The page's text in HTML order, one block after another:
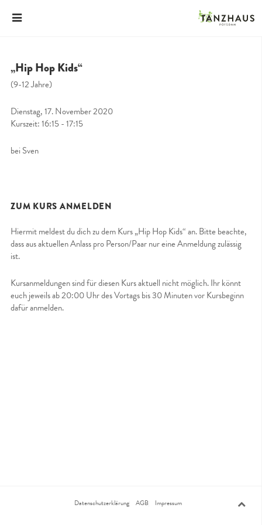
„Hip Hop Kids“
(9-12 Jahre)
Dienstag, 17. November 2020
Kurszeit: 16:15 - 17:15
bei Sven
ZUM KURS ANMELDEN
Hiermit meldest du dich zu dem Kurs „Hip Hop Kids“ an. Bitte beachte,
dass aus aktuellen Anlass pro Person/Paar nur eine Anmeldung zulässig
ist.
Kursanmeldungen sind für diesen Kurs aktuell nicht möglich. Ihr könnt
euch jeweils ab 20:00 Uhr des Vortags bis 30 Minuten vor Kursbeginn
dafür anmelden.
Datenschutzerklärung AGB Impressum